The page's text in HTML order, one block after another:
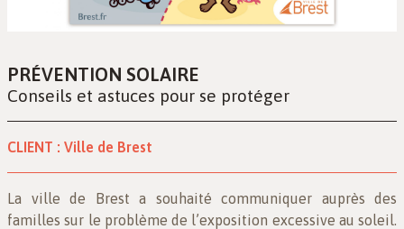
PRÉVENTION SOLAIRE
Conseils et astuces pour se protéger
CLIENT : Ville de Brest
La ville de Brest a souhaité communiquer auprès des
familles sur le problème de l’exposition excessive au soleil.